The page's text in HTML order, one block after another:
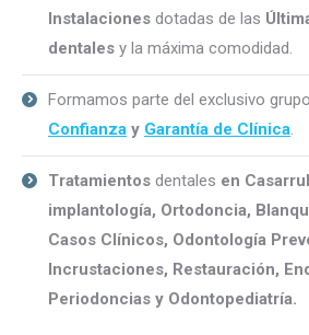
Instalaciones dotadas de las
dentales y la máxima comodidad.
Formamos parte del exclusivo
Confianza y Garantía de Clínica.
Tratamientos dentales en
implantología, Ortodoncia,
Casos Clínicos, Odontología
Incrustaciones, Restauración,
Periodoncias y Odontopediatría.